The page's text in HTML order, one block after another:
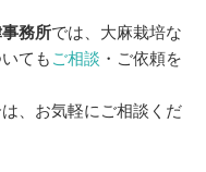
務所では、大麻栽培な
ても ご相談 ・ご依頼を
、お気軽にご相談くだ